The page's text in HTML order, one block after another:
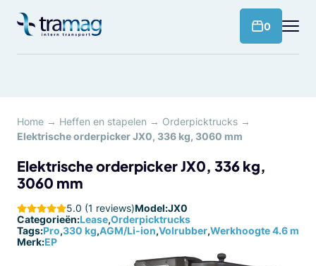
naar
0
Home → Heffen en stapelen → Orderpicktrucks →
Elektrische orderpicker JX0, 336 kg, 3060 mm
Elektrische orderpicker JX0, 336 kg,
3060 mm
5.0 (1 reviews)Model:JX0
Categorieën:Lease,Orderpicktrucks
Tags:Pro,330 kg,AGM/Li-ion,Volrubber,Werkhoogte 4.6 m
Merk:EP